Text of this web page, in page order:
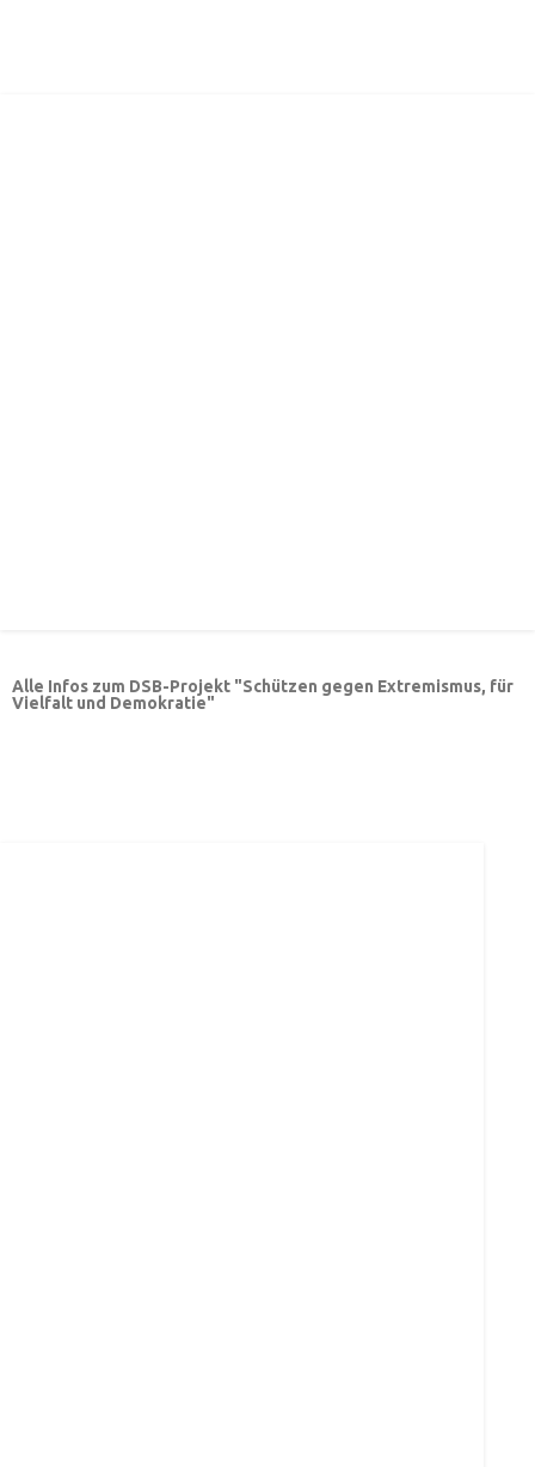
Alle Infos zum DSB-Projekt "Schützen gegen Extremismus, für
Vielfalt und Demokratie"